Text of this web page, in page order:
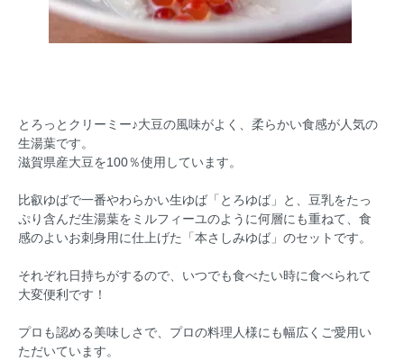
とろっとクリーミー♪大豆の風味がよく、柔らかい食感が人気の
生湯葉です。
滋賀県産大豆を100％使用しています。
比叡ゆばで一番やわらかい生ゆば「とろゆば」と、豆乳をたっ
ぷり含んだ生湯葉をミルフィーユのように何層にも重ねて、食
感のよいお刺身用に仕上げた「本さしみゆば」のセットです。
それぞれ日持ちがするので、いつでも食べたい時に食べられて
大変便利です！
プロも認める美味しさで、プロの料理人様にも幅広くご愛用い
ただいています。